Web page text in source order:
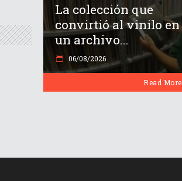
La colección que
convirtió al vinilo en
un archivo...
06/08/2026
Read More